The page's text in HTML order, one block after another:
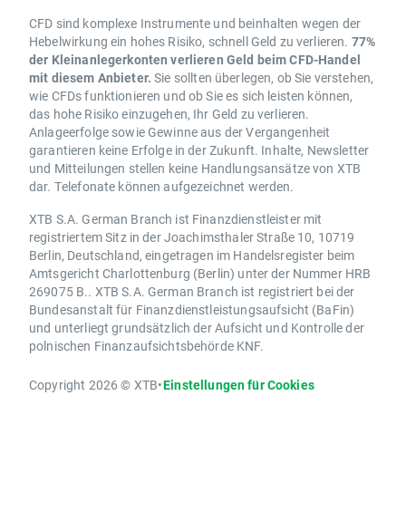
CFD sind komplexe Instrumente und beinhalten wegen der
Hebelwirkung ein hohes Risiko, schnell Geld zu verlieren. 77%
der Kleinanlegerkonten verlieren Geld beim CFD-Handel
mit diesem Anbieter. Sie sollten überlegen, ob Sie verstehen,
wie CFDs funktionieren und ob Sie es sich leisten können,
das hohe Risiko einzugehen, Ihr Geld zu verlieren.
Anlageerfolge sowie Gewinne aus der Vergangenheit
garantieren keine Erfolge in der Zukunft. Inhalte, Newsletter
und Mitteilungen stellen keine Handlungsansätze von XTB
dar. Telefonate können aufgezeichnet werden.
XTB S.A. German Branch ist Finanzdienstleister mit
registriertem Sitz in der Joachimsthaler Straße 10, 10719
Berlin, Deutschland, eingetragen im Handelsregister beim
Amtsgericht Charlottenburg (Berlin) unter der Nummer HRB
269075 B.. XTB S.A. German Branch ist registriert bei der
Bundesanstalt für Finanzdienstleistungsaufsicht (BaFin)
und unterliegt grundsätzlich der Aufsicht und Kontrolle der
polnischen Finanzaufsichtsbehörde KNF.
Copyright 2026 © XTB•Einstellungen für Cookies